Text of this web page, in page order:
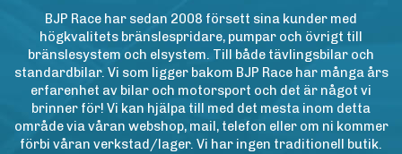
BJP Race har sedan 2008 försett sina kunder med
högkvalitets bränslespridare, pumpar och övrigt till
bränslesystem och elsystem. Till både tävlingsbilar och
standardbilar. Vi som ligger bakom BJP Race har många års
erfarenhet av bilar och motorsport och det är något vi
brinner för! Vi kan hjälpa till med det mesta inom detta
område via våran webshop, mail, telefon eller om ni kommer
förbi våran verkstad/lager. Vi har ingen traditionell butik.